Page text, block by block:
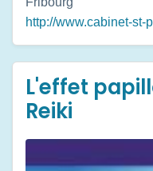
http://www.cabinet-st-
L'effet
Reiki